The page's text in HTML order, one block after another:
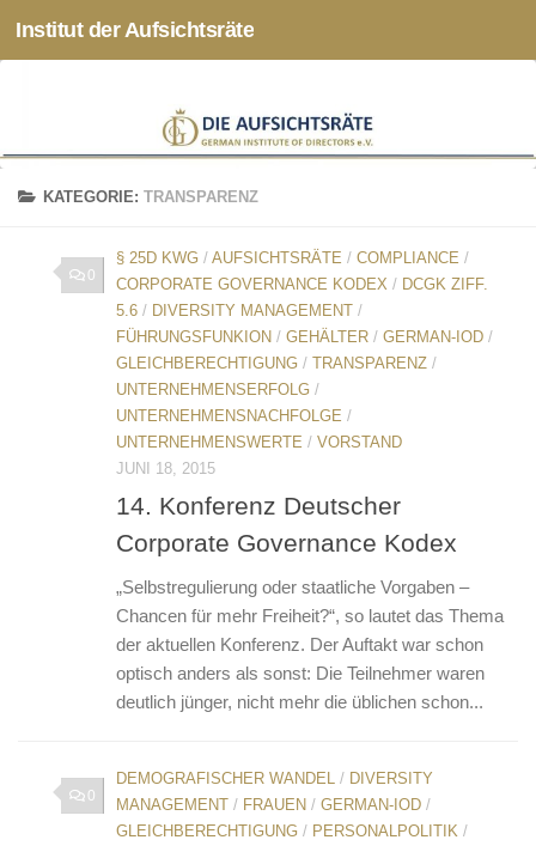
Zum Inhalt springen
Institut der Aufsichtsräte
KATEGORIE:TRANSPARENZ
0
§ 25D KWG / AUFSICHTSRÄTE / COMPLIANCE /
CORPORATE GOVERNANCE KODEX / DCGK ZIFF.
5.6 / DIVERSITY MANAGEMENT /
FÜHRUNGSFUNKION / GEHÄLTER / GERMAN-IOD /
GLEICHBERECHTIGUNG / TRANSPARENZ /
UNTERNEHMENSERFOLG /
UNTERNEHMENSNACHFOLGE /
UNTERNEHMENSWERTE / VORSTAND
JUNI 18, 2015
14. Konferenz Deutscher
Corporate Governance Kodex
„Selbstregulierung oder staatliche Vorgaben –
Chancen für mehr Freiheit?“, so lautet das Thema
der aktuellen Konferenz. Der Auftakt war schon
optisch anders als sonst: Die Teilnehmer waren
deutlich jünger, nicht mehr die üblichen schon...
0
DEMOGRAFISCHER WANDEL / DIVERSITY
MANAGEMENT / FRAUEN / GERMAN-IOD /
GLEICHBERECHTIGUNG / PERSONALPOLITIK /